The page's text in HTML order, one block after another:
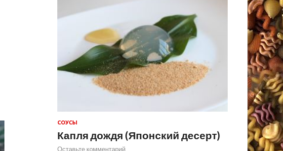
СОУСЫ
Капля дождя (Японский десерт)
Оставьте комментарий